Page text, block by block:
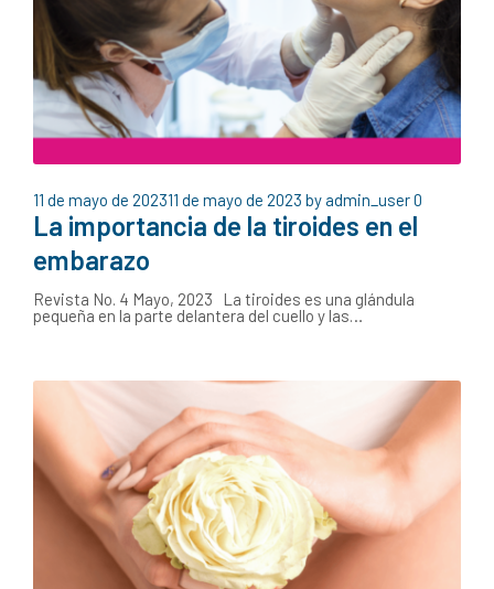
11 de mayo de 202311 de mayo de 2023 by admin_user0
La importancia de la tiroides en el
embarazo
Revista No. 4 Mayo, 2023 La tiroides es una glándula
pequeña en la parte delantera del cuello y las…